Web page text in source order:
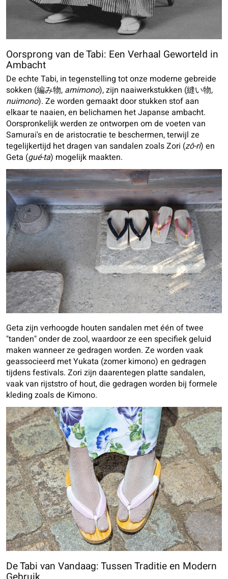
Oorsprong van de Tabi: Een Verhaal Geworteld in
Ambacht
De echte Tabi, in tegenstelling tot onze moderne gebreide
sokken (編み物, amimono), zijn naaiwerkstukken (縫い物,
nuimono). Ze worden gemaakt door stukken stof aan
elkaar te naaien, en belichamen het Japanse ambacht.
Oorspronkelijk werden ze ontworpen om de voeten van
Samurai's en de aristocratie te beschermen, terwijl ze
tegelijkertijd het dragen van sandalen zoals Zori (zô-ri) en
Geta (gué-ta) mogelijk maakten.
Geta zijn verhoogde houten sandalen met één of twee
"tanden" onder de zool, waardoor ze een specifiek geluid
maken wanneer ze gedragen worden. Ze worden vaak
geassocieerd met Yukata (zomer kimono) en gedragen
tijdens festivals. Zori zijn daarentegen platte sandalen,
vaak van rijststro of hout, die gedragen worden bij formele
kleding zoals de Kimono.
De Tabi van Vandaag: Tussen Traditie en Modern